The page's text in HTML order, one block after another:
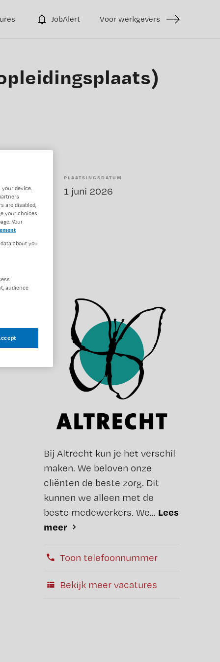
JobAlert Voor werkgevers
PLAATSINGSDATUM
1 juni 2026
Bij Altrecht kun je het verschil
maken. We beloven onze
cliënten de beste zorg. Dit
kunnen we alleen met de
beste medewerkers. We... Lees
meer
Toon telefoonnummer
Bekijk meer vacatures
device.
are disabled,
your choices
Your
about you
audience